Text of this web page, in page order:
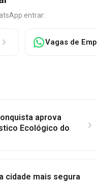
entrar:
Vagas de
aprova
Ecológico do
cidade mais segura